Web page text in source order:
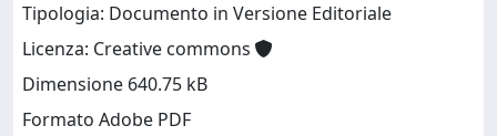
Tipologia: Documento in Versione Editoriale
Licenza: Creative commons
Dimensione 640.75 kB
Formato Adobe PDF